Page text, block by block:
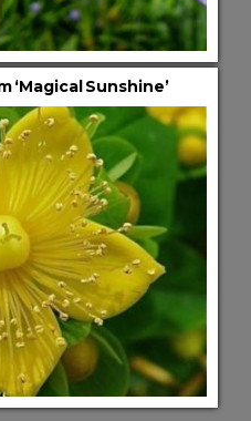
‘Magical Sunshine’